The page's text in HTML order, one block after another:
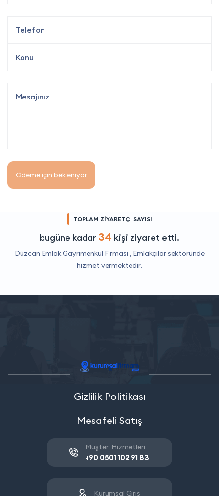
Ödeme için bekleniyor
TOPLAM ZİYARETÇİ SAYISI
bugüne kadar 34 kişi ziyaret etti.
Düzcan Emlak Gayrimenkul Firması , Emlakçılarsektöründe
hizmet vermektedir.
Gizlilik Politikası
Mesafeli Satış
Müşteri Hizmetleri
+90 0501 102 91 83
Kurumsal Giriş